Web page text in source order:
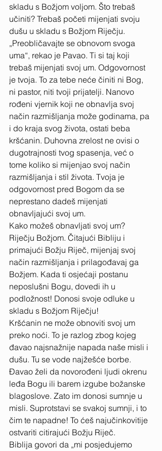
skladu s Božjom voljom. Što trebaš
učiniti? Trebaš početi mijenjati svoju
dušu u skladu s Božjom Riječju.
„Preobličavajte se obnovom svoga
uma“, rekao je Pavao. Ti si taj koji
trebaš mijenjati svoj um. Odgovornost
je tvoja. To za tebe neće činiti ni Bog,
ni pastor, niti tvoji prijatelji. Nanovo
rođeni vjernik koji ne obnavlja svoj
način razmišljanja može godinama, pa
i do kraja svog života, ostati beba
kršćanin. Duhovna zrelost ne ovisi o
dugotrajnosti tvog spasenja, već o
tome koliko si mijenjao svoj način
razmišljanja i stil života. Tvoja je
odgovornost pred Bogom da se
neprestano dadeš mijenjati
obnavljajući svoj um.
Kako možeš obnavljati svoj um?
Riječju Božjom. Čitajući Bibliju i
primajući Božju Riječ, mijenjaj svoj
način razmišljanja i prilagođavaj ga
Božjem. Kada ti osjećaji postanu
neposlušni Bogu, dovedi ih u
podložnost! Donosi svoje odluke u
skladu s Božjom Riječju!
Kršćanin ne može obnoviti svoj um
preko noći. To je razlog zbog kojeg
đavao najsnažnije napada naše misli i
dušu. Tu se vode najžešće borbe.
Đavao želi da novorođeni ljudi okrenu
leđa Bogu ili barem izgube božanske
blagoslove. Zato im donosi sumnje u
misli. Suprotstavi se svakoj sumnji, i to
čim te napadne! To ćeš najučinkovitije
ostvariti citirajući Božju Riječ.
Biblija govori da „mi posjedujemo